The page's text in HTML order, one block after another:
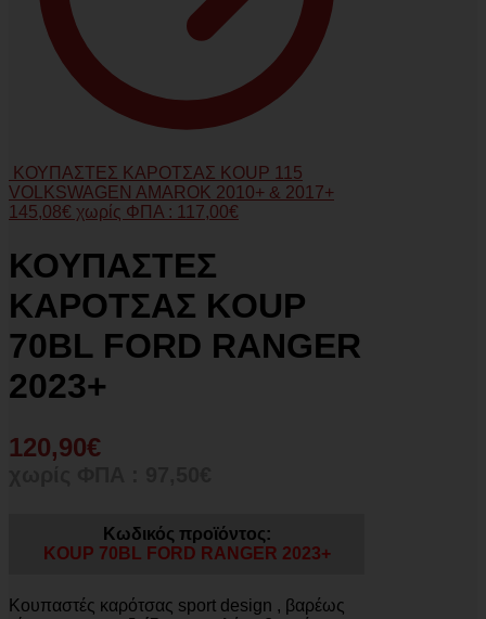
ΚΟΥΠΑΣΤΕΣ ΚΑΡΟΤΣΑΣ KOUP 115
VOLKSWAGEN AMAROK 2010+ & 2017+
145,08€ χωρίς ΦΠΑ : 117,00€
ΚΟΥΠΑΣΤΕΣ
ΚΑΡΟΤΣΑΣ KOUP
70BL FORD RANGER
2023+
120,90€
Κωδικός προϊόντος:
KOUP 70BL FORD RANGER 2023+
Κουπαστές καρότσας sport design , βαρέως